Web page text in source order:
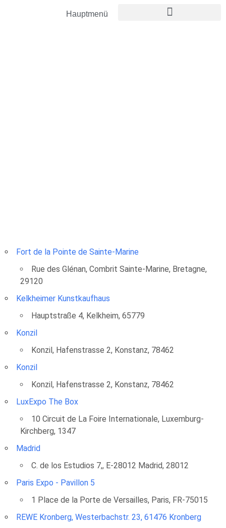
Hauptmenü
Fort de la Pointe de Sainte-Marine
Rue des Glénan, Combrit Sainte-Marine, Bretagne,
29120
Kelkheimer Kunstkaufhaus
Hauptstraße 4, Kelkheim, 65779
Konzil
Konzil, Hafenstrasse 2, Konstanz, 78462
Konzil
Konzil, Hafenstrasse 2, Konstanz, 78462
LuxExpo The Box
10 Circuit de La Foire Internationale, Luxemburg-
Kirchberg, 1347
Madrid
C. de los Estudios 7,, E-28012 Madrid, 28012
Paris Expo - Pavillon 5
1 Place de la Porte de Versailles, Paris, FR-75015
REWE Kronberg, Westerbachstr. 23, 61476 Kronberg